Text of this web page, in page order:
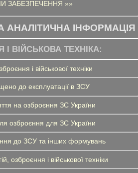
ЗАБЕЗПЕЧЕННЯ »»
АНАЛІТИЧНА ІНФОРМАЦІЯ
ВІЙСЬКОВА ТЕХНІКА:
і військової техніки
до експлуатації в ЗСУ
на озброєння ЗС України
озброєння для ЗС України
до ЗСУ та інших формувань
озброєння і військової техніки